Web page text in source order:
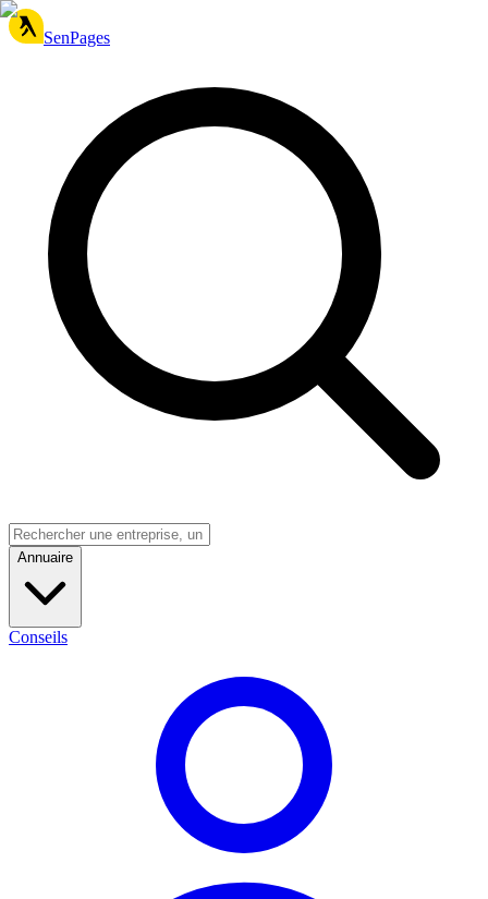
SenPages
Annuaire
Conseils